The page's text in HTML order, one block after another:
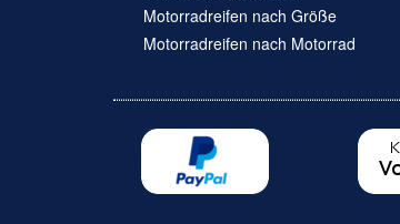
Motorradreifen nach Größe
Motorradreifen nach Motorrad